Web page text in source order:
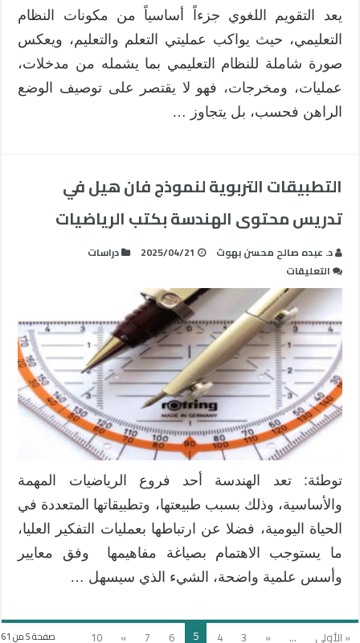
يعد التقويم اللغوي جزءاً أساسياً من مكونات النظام
التعليمي، حيث يواكب عمليتي التعلم والتعليم، ويعكس
صورة شاملة للنظام التعليمي بما يشمله من مدخلات،
عمليات، ومخرجات، فهو لا يقتصر على توصيف الوضع
الراهن فحسب، بل يتجاوز …
التطبيقات التربوية لنموذج فان هيل في
تدريس محتوى الهندسة بكتب الرياضيات
د. عبده صالح محسن بهوث 2025/04/21
دراسات
التعليقات
التطبيقات
التربوية
لنموذج
فان
هيل
في
تدريس
محتوى
الهندسة
بكتب
الرياضيات
مغلقة
توطئة: تعد الهندسة أحد فروع الرياضيات المهمة
والأساسية، وذلك بسبب طبيعتها، وتطبيقاتها المتعددة في
الحياة اليومية، فضلا عن ارتباطها بعمليات التفكير العليا،
ما يستوجب الاهتمام بصياغة مفاهيمها وفق معايير
وأسس علمية واضحة، الشيء الذي سيسهل …
صفحة 5 من 61 « الأولى ...
«
3
4
5
6
7
»
10